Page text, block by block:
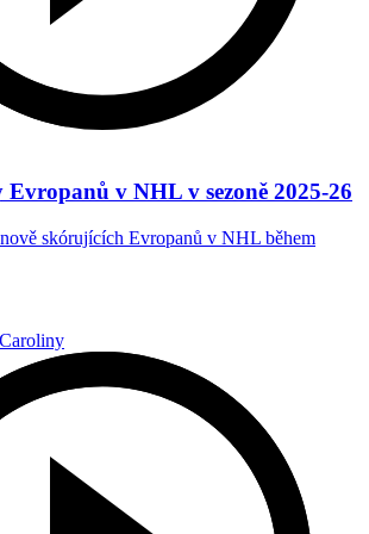
Evropanů v NHL v sezoně 2025-26
skórujících Evropanů v NHL během